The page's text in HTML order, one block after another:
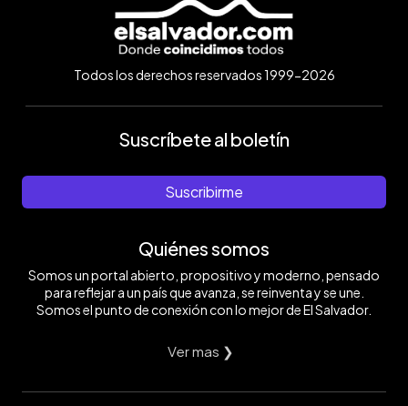
Todos los derechos reservados 1999-2026
Suscríbete al boletín
Suscribirme
Quiénes somos
Somos un portal abierto, propositivo y moderno, pensado
para reflejar a un país que avanza, se reinventa y se une.
Somos el punto de conexión con lo mejor de El Salvador.
Ver mas ❯